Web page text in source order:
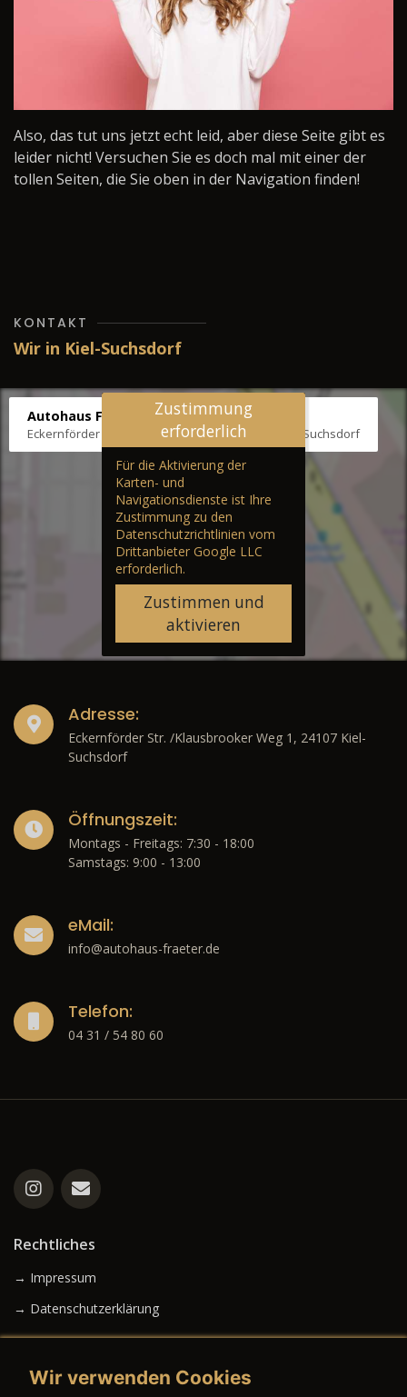
Also, das tut uns jetzt echt leid, aber diese Seite gibt es
leider nicht! Versuchen Sie es doch mal mit einer der
tollen Seiten, die Sie oben in der Navigation finden!
KONTAKT
Wir in Kiel-Suchsdorf
Autohaus Fräter
Eckernförder Str. /Klausbrooker Weg 1, 24107 Kiel-Suchsdorf
Zustimmung
erforderlich
Für die Aktivierung der
Karten- und
Navigationsdienste ist Ihre
Zustimmung zu den
Datenschutzrichtlinien vom
Drittanbieter Google LLC
erforderlich.
Zustimmen und
aktivieren
Adresse:
Eckernförder Str. /Klausbrooker Weg 1, 24107 Kiel-
Suchsdorf
Öffnungszeit:
Montags - Freitags: 7:30 - 18:00
Samstags: 9:00 - 13:00
eMail:
info@autohaus-fraeter.de
Telefon:
04 31 / 54 80 60
Rechtliches
→ Impressum
→ Datenschutzerklärung
Wir verwenden Cookies